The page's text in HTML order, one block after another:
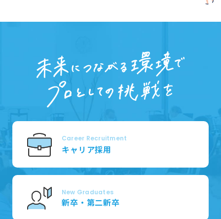
Career Recruitment
キャリア採用
New Graduates
新卒・第二新卒